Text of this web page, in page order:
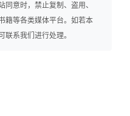
意时，禁止复制、盗用、
籍等各类媒体平台。如若本
联系我们进行处理。